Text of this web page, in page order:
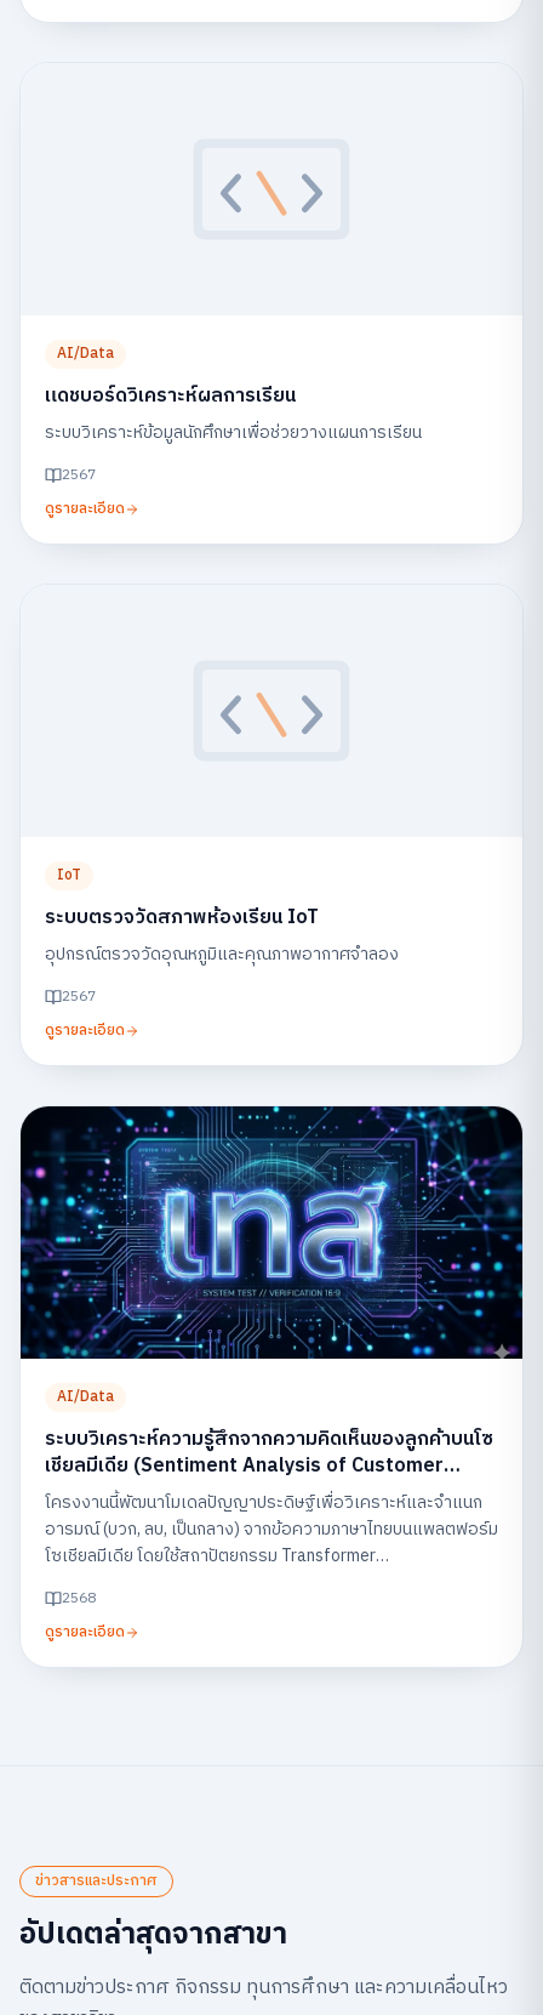
AI/Data
แดชบอร์ดวิเคราะห์ผลการเรียน
ระบบวิเคราะห์ข้อมูลนักศึกษาเพื่อช่วยวางแผนการเรียน
2567
ดูรายละเอียด
IoT
ระบบตรวจวัดสภาพห้องเรียน IoT
อุปกรณ์ตรวจวัดอุณหภูมิและคุณภาพอากาศจำลอง
2567
ดูรายละเอียด
AI/Data
ระบบวิเคราะห์ความรู้สึกจากความคิดเห็นของลูกค้าบนโซ
เชียลมีเดีย (Sentiment Analysis of Customer
Feedback on Social Media)
โครงงานนี้พัฒนาโมเดลปัญญาประดิษฐ์เพื่อวิเคราะห์และจำแนก
อารมณ์ (บวก, ลบ, เป็นกลาง) จากข้อความภาษาไทยบนแพลตฟอร์ม
โซเชียลมีเดีย โดยใช้สถาปัตยกรรม Transformer
ธุรกิจสามารถเข้าใจเสียงตอบรับของลูกค้าและนำไปปรับปรุง
บริการได้อย่างรวดเร็ว
2568
ดูรายละเอียด
ข่าวสารและประกาศ
อัปเดตล่าสุดจากสาขา
ติดตามข่าวประกาศ กิจกรรม ทุนการศึกษา และความเคลื่อนไหว